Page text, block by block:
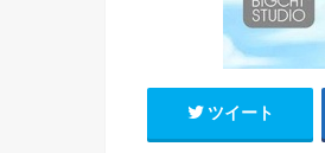
ツイート